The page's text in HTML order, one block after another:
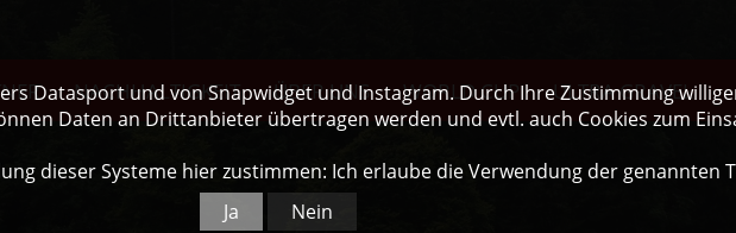
NACHHALTIGKEIT ÜBER UNS WORLD CUP ULTRA GRAVEL
Datasport und von Snapwidget und Instagram. Durch Ihre Zustimmung
Daten an Drittanbieter übertragen werden und evtl. auch Cookies zum
dieser Systeme hier zustimmen: Ich erlaube die Verwendung der genannten
Ja
Nein